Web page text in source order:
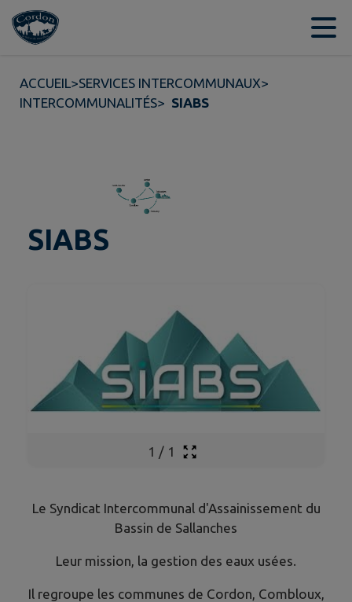
Contenu
ACCUEIL>SERVICES INTERCOMMUNAUX>
INTERCOMMUNALITÉS> SIABS
SIABS
1 / 1
Le Syndicat Intercommunal d'Assainissement du
Bassin de Sallanches
Leur mission, la gestion des eaux usées.
Il regroupe les communes de Cordon, Combloux,